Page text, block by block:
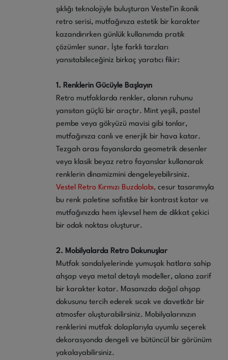
şıklığı teknolojiyle buluşturan Vestel’in ikonik
retro serisi, mutfağınıza estetik bir karakter
kazandırırken günlük kullanımda pratik
çözümler sunar. İşte farklı tarzları
yansıtabileceğiniz birkaç yaratıcı fikir:
1. Renklerin Gücüyle Başlayın
Retro mutfaklarda renkler, alanın ruhunu
yansıtan güçlü bir araçtır. Mint yeşili, pastel
pembe veya gökyüzü mavisi gibi tonlar,
mutfağınıza canlı ve enerjik bir hava katar.
Tezgah arası fayanslarda geometrik desenler
veya klasik beyaz retro fayanslar kullanarak
renklerin dinamizmini dengeleyebilirsiniz.
Vestel Retro Kırmızı Buzdolabı, cesur tasarımıyla
bu renk paletine sofistike bir kontrast katar ve
mutfağınızda hem işlevsel hem de dikkat çekici
bir odak noktası oluşturur.
2. Mobilyalarda Retro Dokunuşlar
Mutfak sandalyelerinde yumuşak hatlara sahip
ahşap veya metal detaylı modeller, alana zarif
bir karakter katar. Masanızda doğal ahşap
dokusunu tercih ederek sıcak ve davetkâr bir
atmosfer oluşturabilirsiniz. Mobilyalarınızın
renklerini mutfak dolaplarıyla uyumlu seçerek
dekorasyonda dengeli ve bütüncül bir görünüm
yakalayabilirsiniz.